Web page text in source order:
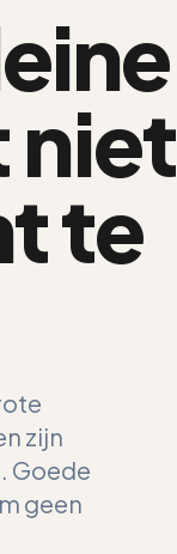
niet
te
zijn
Goede
geen